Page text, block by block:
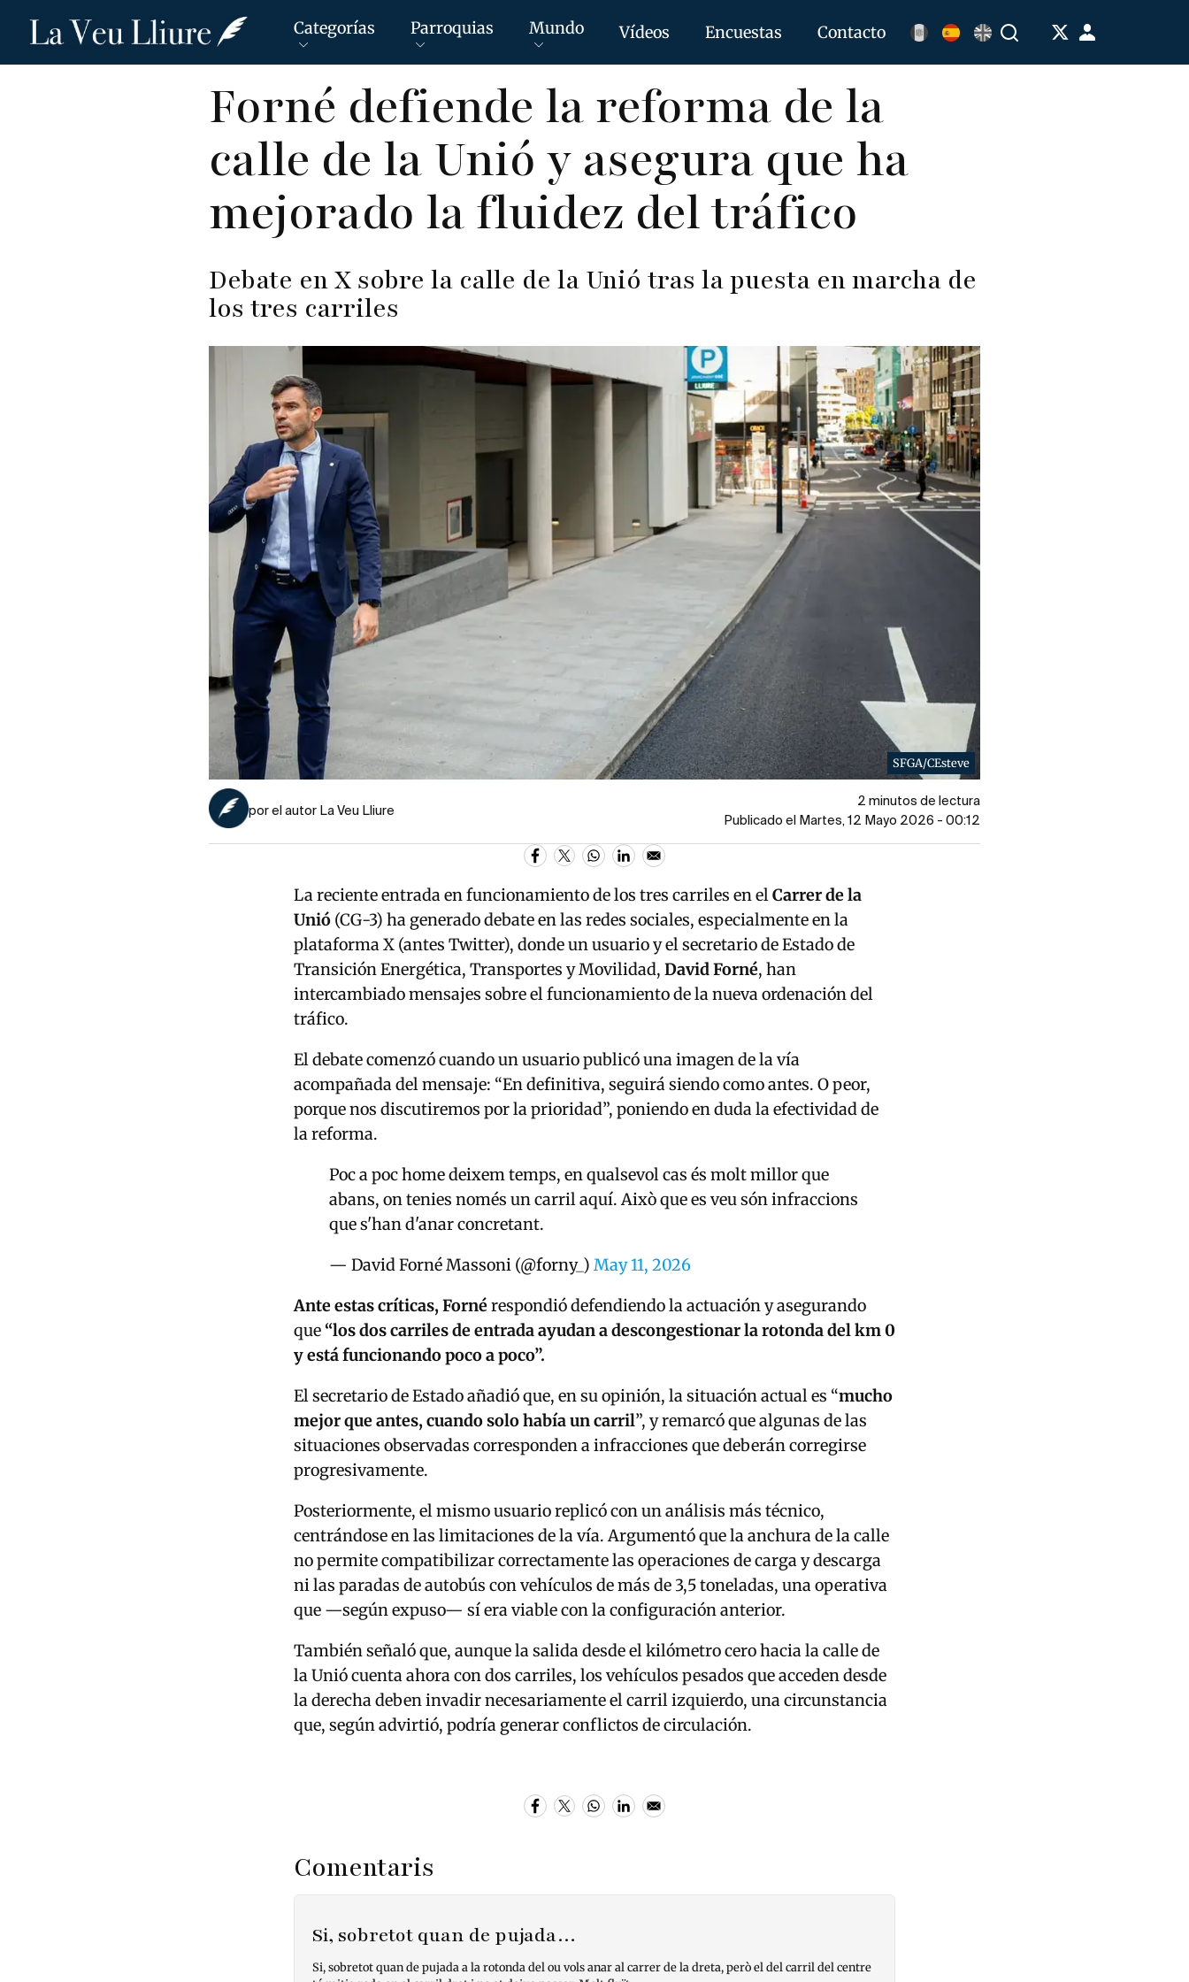
Pasar
Categorías Parroquias Mundo Vídeos Encuestas Contacto BuscarMenú
de
Forné defiende la reforma de la
calle de la Unió y asegura que ha
mejorado la fluidez del tráfico
Debate en X sobre la calle de la Unió tras la puesta en marcha de
los tres carriles
SFGA/CEsteve
por el autor La Veu Lliure
2 minutos de lectura
Publicado el Martes, 12 Mayo 2026 - 00:12
La reciente entrada en funcionamiento de los tres carriles en elCarrer de la
Unió (CG-3) ha generado debate en las redes sociales, especialmente en la
plataforma X (antes Twitter), donde un usuario y el secretario de Estado de
Transición Energética, Transportes y Movilidad, DavidForné, han
intercambiado mensajes sobre el funcionamiento de la nueva ordenación del
tráfico.
El debate comenzó cuando un usuario publicó una imagen de la vía
acompañada del mensaje: “En definitiva, seguirá siendo como antes. O peor,
porque nos discutiremos por la prioridad”, poniendo en duda la efectividad de
la reforma.
Poc a poc home deixem temps, en qualsevol cas és molt millor que
abans, on tenies només un carril aquí. Això que es veu són infraccions
que s'han d'anar concretant.
— David Forné Massoni (@forny_) May 11, 2026
Ante estas críticas, Fornérespondió defendiendo la actuación y asegurando
que “los dos carriles de entrada ayudan a descongestionar la rotonda del km 0
y está funcionando poco a poco”.
El secretario de Estado añadió que, en su opinión, la situación actual es “mucho
mejor que antes, cuando solo había un carril”, y remarcó que algunas de las
situaciones observadas corresponden a infracciones que deberán corregirse
progresivamente.
Posteriormente, el mismo usuario replicó con un análisis más técnico,
centrándose en las limitaciones de la vía. Argumentó que la anchura de la calle
no permite compatibilizar correctamente las operaciones de carga y descarga
ni las paradas de autobús con vehículos de más de 3,5 toneladas, una operativa
que —según expuso— sí era viable con la configuración anterior.
También señaló que, aunque la salida desde el kilómetro cero hacia la calle de
la Unió cuenta ahora con dos carriles, los vehículos pesados que acceden desde
la derecha deben invadir necesariamente el carril izquierdo, una circunstancia
que, según advirtió, podría generar conflictos de circulación.
Comentaris
Si, sobretot quan de pujada…
Si, sobretot quan de pujada a la rotonda del ou vols anar al carrer de la dreta, però el del carril del centre